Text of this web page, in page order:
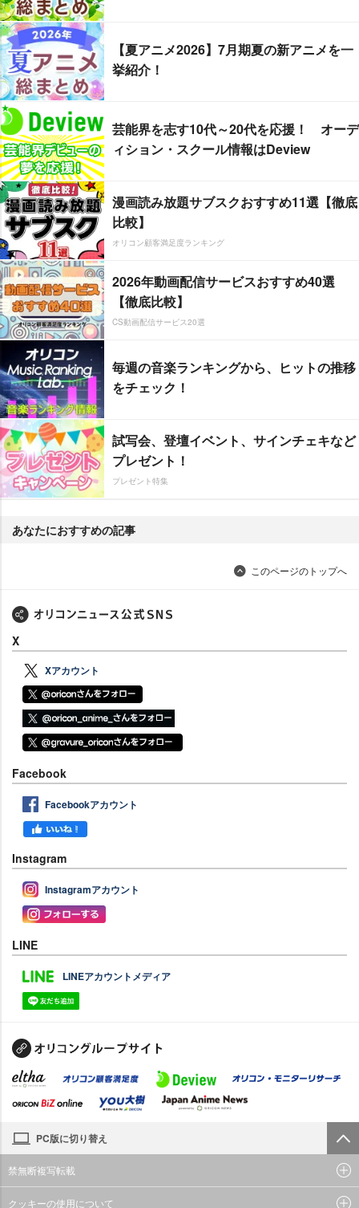
【夏アニメ2026】7月期夏の新アニメを一
挙紹介！
芸能界を志す10代～20代を応援！ オーデ
ィション・スクール情報はDeview
漫画読み放題サブスクおすすめ11選【徹底
比較】
オリコン顧客満足度ランキング
2026年動画配信サービスおすすめ40選
【徹底比較】
CS動画配信サービス20選
毎週の音楽ランキングから、ヒットの推移
をチェック！
試写会、登壇イベント、サインチェキなど
プレゼント！
プレゼント特集
あなたにおすすめの記事
このページのトップへ
X
Xアカウント
Facebook
Facebookアカウント
Instagram
Instagramアカウント
LINE
LINEアカウントメディア
PC版に切り替え
禁無断複写転載
クッキーの使用について